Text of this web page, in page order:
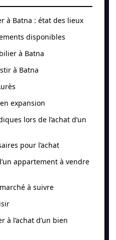
à Batna : état des lieux
disponibles
à Batna
à Batna
expansion
lors de l’achat d’un
pour l’achat
appartement à vendre
à suivre
à l’achat d’un bien